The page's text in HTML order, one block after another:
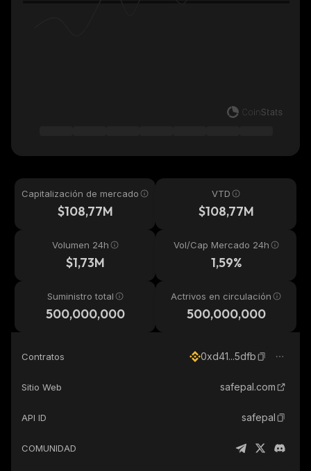
Capitalización de mercado
$108,77M
VTD
$108,77M
Volumen 24h
$1,73M
Vol/Cap Mercado 24h
1,59%
Suministro total
500,000,000
Actrivos en circulación
500,000,000
Contratos 0xd41...5dfb
Sitio Web safepal.com
API ID safepal
COMUNIDAD